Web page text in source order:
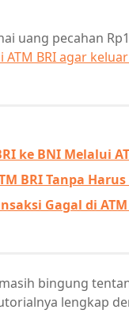
uang pecahan
BRI agar
ke BNI Melalui
BRI Tanpa
Gagal di
bingung
lengkap